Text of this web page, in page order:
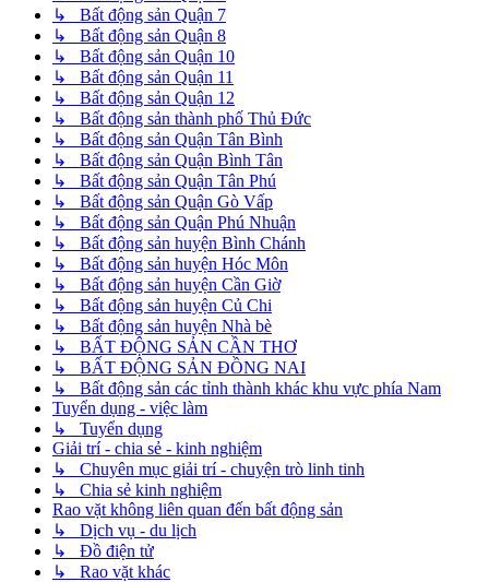
↳ Bất động sản Quận 7
↳ Bất động sản Quận 8
↳ Bất động sản Quận 10
↳ Bất động sản Quận 11
↳ Bất động sản Quận 12
↳ Bất động sản thành phố Thủ Đức
↳ Bất động sản Quận Tân Bình
↳ Bất động sản Quận Bình Tân
↳ Bất động sản Quận Tân Phú
↳ Bất động sản Quận Gò Vấp
↳ Bất động sản Quận Phú Nhuận
↳ Bất động sản huyện Bình Chánh
↳ Bất động sản huyện Hóc Môn
↳ Bất động sản huyện Cần Giờ
↳ Bất động sản huyện Củ Chi
↳ Bất động sản huyện Nhà bè
↳ BẤT ĐỘNG SẢN CẦN THƠ
↳ BẤT ĐỘNG SẢN ĐỒNG NAI
↳ Bất động sản các tỉnh thành khác khu vực phía Nam
Tuyển dụng - việc làm
↳ Tuyển dụng
Giải trí - chia sẻ - kinh nghiệm
↳ Chuyên mục giải trí - chuyện trò linh tinh
↳ Chia sẻ kinh nghiệm
Rao vặt không liên quan đến bất động sản
↳ Dịch vụ - du lịch
↳ Đồ điện tử
↳ Rao vặt khác